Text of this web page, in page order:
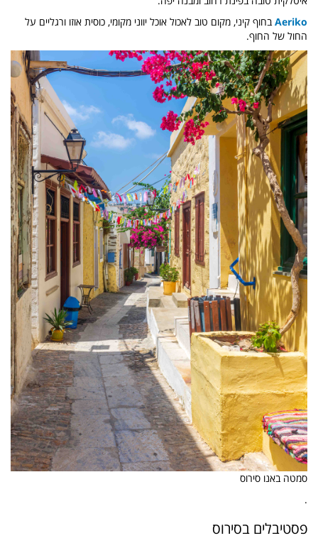
Aerikoבחוף קיני, מקום טוב לאכול אוכל יווני מקומי, כוסית אוזו ורגליים על
החול של החוף.
סמטה באנו סירוס
.
פסטיבלים בסירוס